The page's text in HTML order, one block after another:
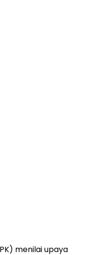
menilai upaya